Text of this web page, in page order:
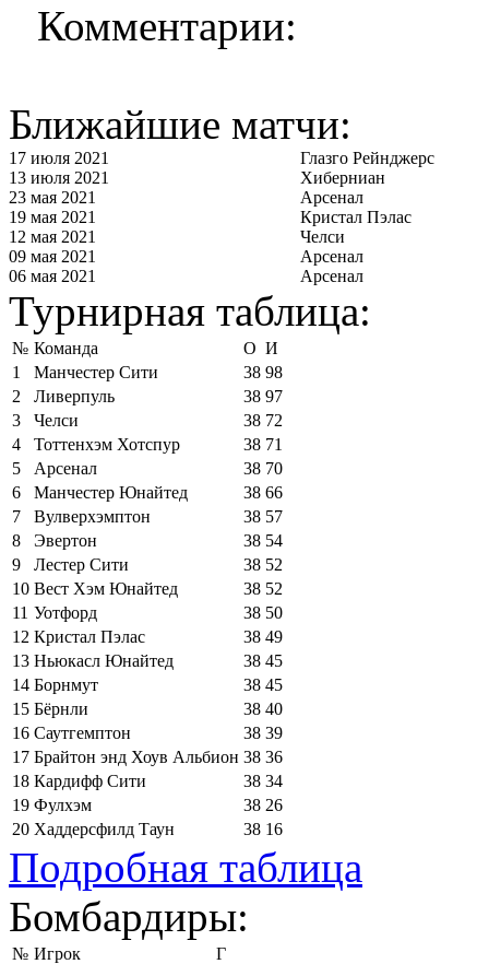
Комментарии:
Ближайшие матчи:
17 июля 2021
Глазго Рейнджерс
13 июля 2021
Хиберниан
23 мая 2021
Арсенал
19 мая 2021
Кристал Пэлас
12 мая 2021
Челси
09 мая 2021
Арсенал
06 мая 2021
Арсенал
Турнирная таблица:
№ Команда О И
1
Манчестер Сити 38 98
2
Ливерпуль 38 97
3
Челси 38 72
4
Тоттенхэм Хотспур 38 71
5
Арсенал 38 70
6
Манчестер Юнайтед 38 66
7
Вулверхэмптон 38 57
8
Эвертон 38 54
9
Лестер Сити 38 52
10 Вест Хэм Юнайтед 38 52
11 Уотфорд 38 50
12 Кристал Пэлас 38 49
13 Ньюкасл Юнайтед 38 45
14 Борнмут 38 45
15 Бёрнли 38 40
16 Саутгемптон 38 39
17 Брайтон энд Хоув Альбион 38 36
18 Кардифф Сити 38 34
19 Фулхэм 38 26
20 Хаддерсфилд Таун 38 16
Подробная таблица
Бомбардиры:
№ Игрок
Г